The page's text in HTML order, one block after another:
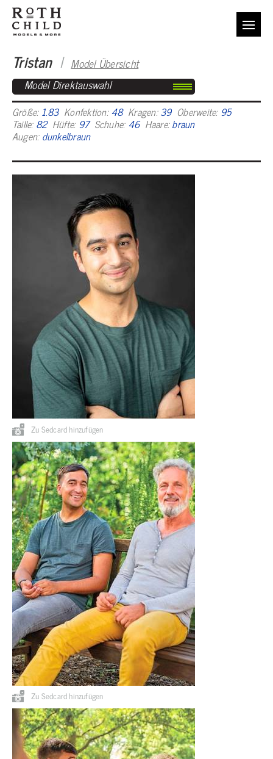
Tristan I Model Übersicht
Model Direktauswahl
Größe: 1.83 Konfektion:48 Kragen:39 Oberweite: 95
Taille: 82 Hüfte: 97 Schuhe: 46 Haare:braun
Augen: dunkelbraun
Zu Sedcard hinzufügen
Zu Sedcard hinzufügen